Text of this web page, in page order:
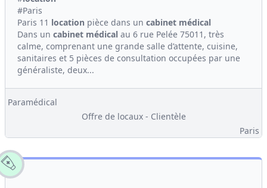
#Paris
Paris 11 location pièce dans un cabinet médical
Dans un cabinet médical au 6 rue Pelée 75011, très
calme, comprenant une grande salle d’attente, cuisine,
sanitaires et 5 pièces de consultation occupées par une
généraliste, deux...
Paramédical
Offre de locaux - Clientèle
Paris